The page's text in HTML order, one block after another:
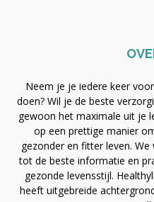
Neem je je iedere keer
doen? Wil je de beste
gewoon het maximale uit je
op een prettige manier
gezonder en fitter leven.
tot de beste informatie en
gezonde levensstijl.
heeft uitgebreide